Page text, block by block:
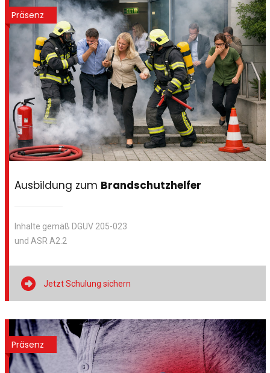
Präsenz
Ausbildung zum Brandschutzhelfer
Inhalte gemäß DGUV 205-023
und ASR A2.2
 Jetzt Schulung sichern
Präsenz